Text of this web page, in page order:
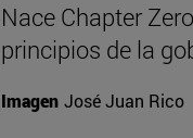
Nace Chapter
principios de la
Imagen José Juan Rico